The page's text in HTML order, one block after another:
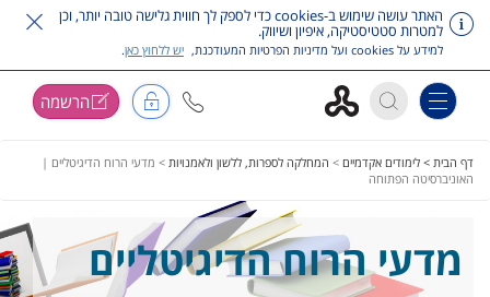
האתר עושה שימוש ב-cookies כדי לספק לך חווית גלישה טובה יותר, וכן
למטרות סטטיסטיקה, איפיון ושיווק.
למידע על cookies ועל מדיניות הפרטיות המעודכנת, יש ללחוץ כאן.
Toggle navigation הרשמה
דף הבית > לימודים אקדמיים > המחלקה לספרות, ללשון ולאמנויות > מדעי הרוח הדיגיטליים |
האוניברסיטה הפתוחה
מדעי הרוח הדיגיטליים